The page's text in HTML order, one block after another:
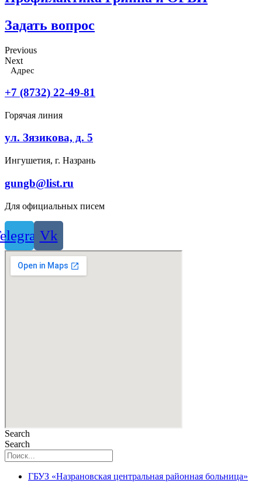
Задать вопрос
Previous
Next
Адрес
+7 (8732) 22-49-81
Горячая линия
ул. Зязикова, д. 5
Ингушетия, г. Назрань
gungb@list.ru
Для официальных писем
Vk
Search
Search
ГБУЗ «Назрановская центральная районная больница»